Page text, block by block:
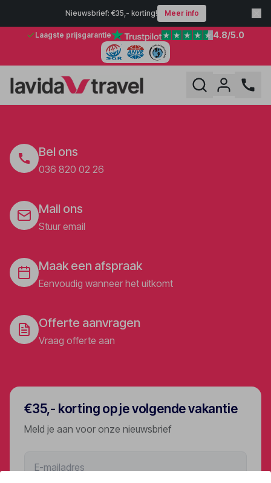
Nieuwsbrief: €35,- korting! Meer info
Laagste prijsgarantie 4.8/5.0
Bel ons
036 820 02 26
Mail ons
Stuur email
Maak een afspraak
Eenvoudig wanneer het uitkomt
Offerte aanvragen
Vraag offerte aan
€35,- korting op je volgende vakantie
Meld je aan voor onze nieuwsbrief